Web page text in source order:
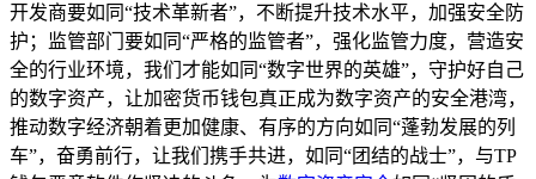
开发商要如同“技术革新者”，不断提升技术水平，加强安全防
护；监管部门要如同“严格的监管者”，强化监管力度，营造安
全的行业环境，我们才能如同“数字世界的英雄”，守护好自己
的数字资产，让加密货币钱包真正成为数字资产的安全港湾，
推动数字经济朝着更加健康、有序的方向如同“蓬勃发展的列
车”，奋勇前行，让我们携手共进，如同“团结的战士”，与TP